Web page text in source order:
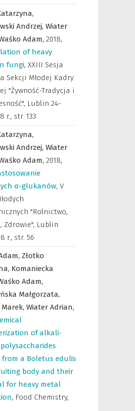
Andrzej, Wiater
Adam, 2018,
of heavy
fungi, XXIII Sesja
Sekcji Młodej Kadry
"Żywność-Tradycja i
Lublin 24-
r., str. 133
Andrzej, Wiater
Adam, 2018,
α-glukanów, V
"Rolnictwo,
Zdrowie", Lublin
r., str. 56
Złotko
Komaniecka
Adam,
Małgorzata,
Wiater Adrian,
of alkali-
a Boletus edulis
body and their
for heavy metal
, Food Chemistry,